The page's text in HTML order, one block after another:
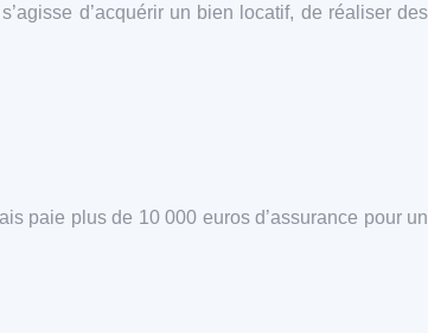
d’acquérir un bien locatif, de réaliser des
paie plus de 10 000 euros d’assurance pour un